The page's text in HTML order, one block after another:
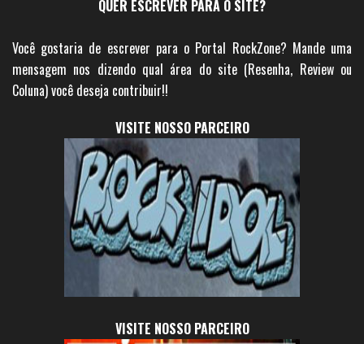
QUER ESCREVER PARA O SITE?
Você gostaria de escrever para o Portal RockZone? Mande uma
mensagem nos dizendo qual área do site (Resenha, Review ou
Coluna) você deseja contribuir!!
VISITE NOSSO PARCEIRO
VISITE NOSSO PARCEIRO